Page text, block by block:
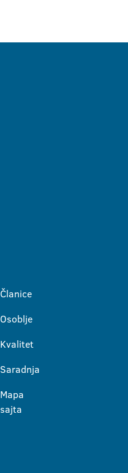
Članice
Osoblje
Kvalitet
Saradnja
Mapa
sajta